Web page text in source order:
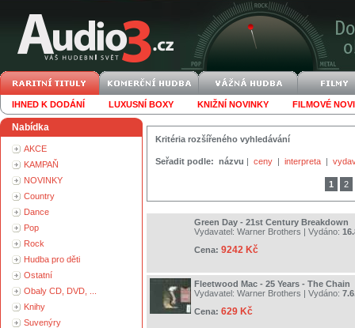
IHNED K DODÁNÍ LUXUSNÍ BOXY KNIŽNÍ NOVINKY FILMOVÉ
Nabídka
AKCE
KAMPAŇ
NOVINKY
Country
Dance
Pop
Rock
Hudba pro děti
Ostatní
Obaly CD, DVD, ...
Knihy
Suvenýry
Kritéria rozšířeného vyhledávání
Seřadit podle: názvu | ceny | interpreta |
1 2
Green Day - 21st Century Breakdown
Vydavatel: Warner Brothers | Vydáno:
Cena: 9242 Kč
Fleetwood Mac - 25 Years - The Chain
Vydavatel: Warner Brothers | Vydáno:
Cena: 629 Kč